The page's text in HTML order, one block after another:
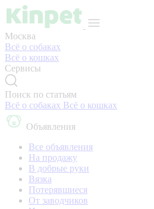
Москва
Всё о собаках
Всё о кошках
Сервисы
Поиск по статьям
Всё о собаках Всё о кошках
Объявления
Все объявления
На продажу
В добрые руки
Вязка
Потерявшиеся
От заводчиков